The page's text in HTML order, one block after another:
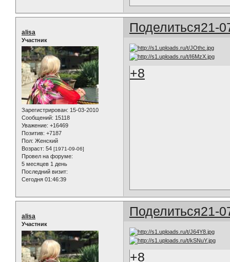
Поделиться21-
alisa
Участник
Зарегистрирован: 15-03-2010
Сообщений: 15118
Уважение: +16469
Позитив: +7187
Пол: Женский
Возраст: 54 [1971-09-06]
Провел на форуме:
5 месяцев 1 день
Последний визит:
Сегодня 01:46:39
+8
Поделиться21-
alisa
Участник
+8